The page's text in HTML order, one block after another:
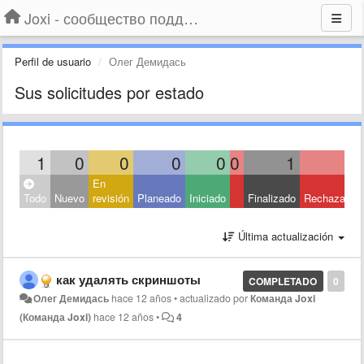
Joxi - сообщество поддержки
Perfil de usuario Олег Демидась
Sus solicitudes por estado
1 0 0 0 0 0 1
Todo Nuevo
En
revisión Planeado Iniciado Finalizado Rechazado
Última actualización
0
COMPLETADO
как удалять скриншоты
Олег Демидась hace 12 años•actualizado porКоманда Joxi
(Команда Joxi) hace 12 años• 4